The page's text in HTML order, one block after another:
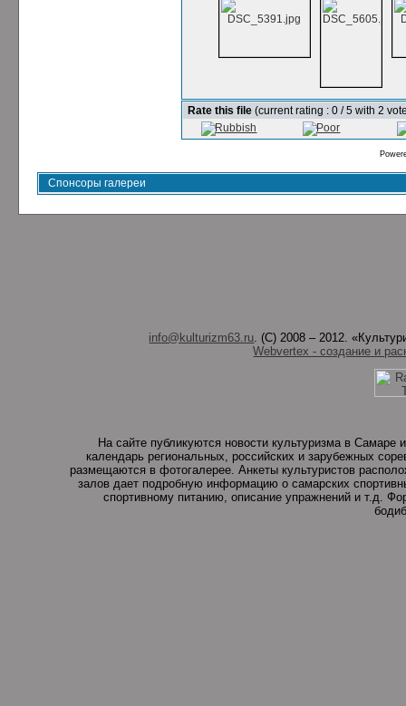
Rate this file (current rating : 0 / 5 with 2
Спонсоры галереи
info@kulturizm63.ru. (C) 2008 – 2012.
Webvertex - создание и
На сайте публикуются новости культуризма в
календарь региональных, российских и зарубежных
размещаются в фотогалерее. Анкеты культуристов
залов дает подробную информацию о самарских
спортивному питанию, описание упражнений и т.д.